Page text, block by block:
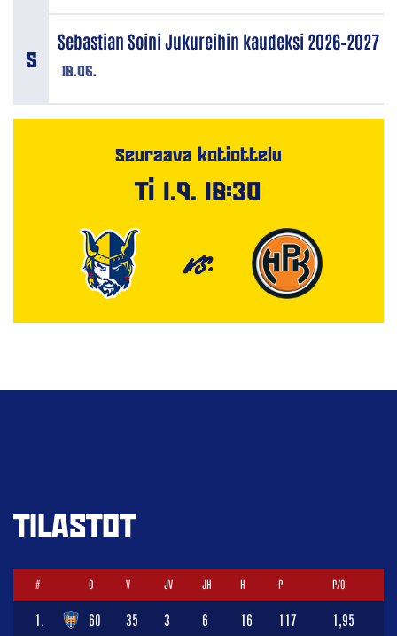
18.06.
Sebastian Soini Jukureihin kaudeksi 2026–2027
Seuraava kotiottelu
Ti 1.9. 18:30
VS.
TILASTOT
# O V JV JH H P P/O
1. 60 35 3 6 16 117 1,95